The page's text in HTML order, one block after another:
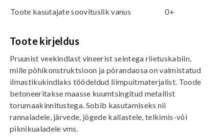
Toote kasutajate soovituslik vanus
0+
Toote kirjeldus
Pruunist veekindlast vineerist seintega riietuskabiin,
mille põhikonstruktsioon ja põrandaosa on valmistatud
ilmastikukindlaks töödeldud liimpuitmaterjalist. Toode
betoneeritakse maasse kuumtsingitud metallist
torumaakinnitustega. Sobib kasutamiseks nii
rannaladele, järvede, jõgede kallastele, telkimis-või
piknikualadele vms.